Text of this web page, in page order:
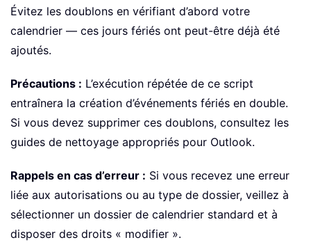
Évitez les doublons en vérifiant d’abord votre
calendrier — ces jours fériés ont peut-être déjà été
ajoutés.
Précautions : L’exécution répétée de ce script
entraînera la création d’événements fériés en double.
Si vous devez supprimer ces doublons, consultez les
guides de nettoyage appropriés pour Outlook.
Rappels en cas d’erreur : Si vous recevez une erreur
liée aux autorisations ou au type de dossier, veillez à
sélectionner un dossier de calendrier standard et à
disposer des droits « modifier ».